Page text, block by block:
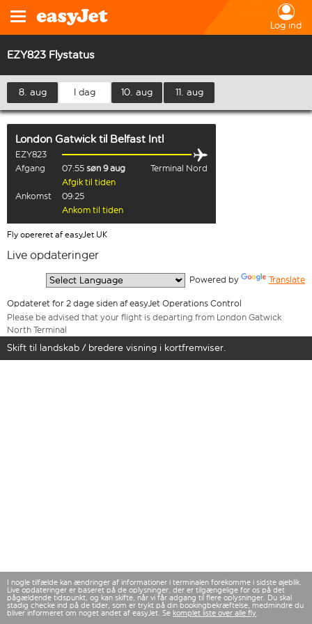
Log ind
EZY823 Flystatus
8. aug I dag 10. aug 11. aug
London Gatwick til Belfast Intl
EZY823
Afgang
07:55 søn 9 aug
Terminal Nord
Afgik til tiden
Ankomst
09:25
Ankom til tiden
Fly opereret af easyJet UK
Live opdateringer
Powered by Translate
Opdateret for 2 dage siden af easyJet Operations Control
Please be advised that your flight is departing from London Gatwick
North Terminal
Skift til landskab / bredere visning i kortfremviser.
I nogle tilfælde kan ændringer af informationer i terminalen forekomme i sidste øjeblik.
Live opdateringer er baseret på de oplysninger, der er tilgængelige for os på det
pågældende tidspunkt, og kan skifte, når vi får adgang til flere oplysninger. Du skal
stadig checke ind på de tider, som er trykt på din bookingbekræftelse, medmindre du
bliver informeret om noget andet af easyJet. Se komplet liste over alle fly.